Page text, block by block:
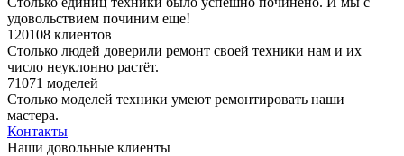
удовольствием починим еще!
120108 клиентов
Столько людей доверили ремонт своей техники нам и их
число неуклонно растёт.
71071 моделей
Столько моделей техники умеют ремонтировать наши
мастера.
Контакты
Наши довольные клиенты